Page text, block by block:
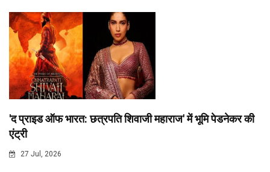
'द प्राइड ऑफ भारत: छत्रपति शिवाजी महाराज' में भूमि पेडनेकर की
एंट्री
27 Jul, 2026